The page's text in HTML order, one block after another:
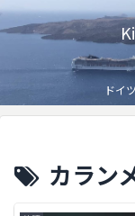
ドイ
カラン